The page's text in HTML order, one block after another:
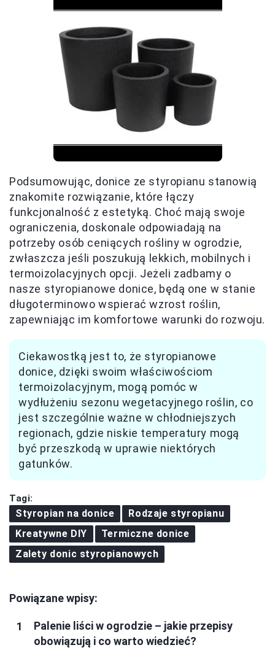
Podsumowując, donice ze styropianu stanowią
znakomite rozwiązanie, które łączy
funkcjonalność z estetyką. Choć mają swoje
ograniczenia, doskonale odpowiadają na
potrzeby osób ceniących rośliny w ogrodzie,
zwłaszcza jeśli poszukują lekkich, mobilnych i
termoizolacyjnych opcji. Jeżeli zadbamy o
nasze styropianowe donice, będą one w stanie
długoterminowo wspierać wzrost roślin,
zapewniając im komfortowe warunki do rozwoju.
Ciekawostką jest to, że styropianowe
donice, dzięki swoim właściwościom
termoizolacyjnym, mogą pomóc w
wydłużeniu sezonu wegetacyjnego roślin, co
jest szczególnie ważne w chłodniejszych
regionach, gdzie niskie temperatury mogą
być przeszkodą w uprawie niektórych
gatunków.
Tagi:
Styropian na donice
Rodzaje styropianu
Kreatywne DIY
Termiczne donice
Zalety donic styropianowych
Powiązane wpisy:
Palenie liści w ogrodzie – jakie przepisy
obowiązują i co warto wiedzieć?